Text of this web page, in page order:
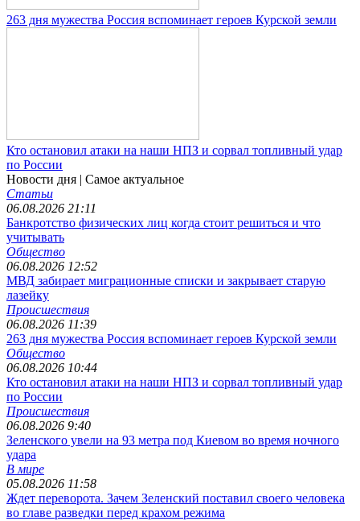
263 дня мужества Россия вспоминает героев Курской земли
Кто остановил атаки на наши НПЗ и сорвал топливный удар
по России
Новости дня | Самое актуальное
Статьи
06.08.2026 21:11
Банкротство физических лиц когда стоит решиться и что
учитывать
Общество
06.08.2026 12:52
МВД забирает миграционные списки и закрывает старую
лазейку
Происшествия
06.08.2026 11:39
263 дня мужества Россия вспоминает героев Курской земли
Общество
06.08.2026 10:44
Кто остановил атаки на наши НПЗ и сорвал топливный удар
по России
Происшествия
06.08.2026 9:40
Зеленского увели на 93 метра под Киевом во время ночного
удара
В мире
05.08.2026 11:58
Ждет переворота. Зачем Зеленский поставил своего человека
во главе разведки перед крахом режима